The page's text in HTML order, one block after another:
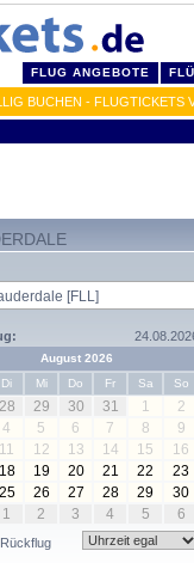
FLUG ANGEBOTE
BUCHEN - FLUGTICKETS
August 2026
Di Mi Do Fr Sa So
28 29 30 31 1
2
4 5 6 7 8
9
11 12 13 14 15
16
18 19 20 21 22
23
25 26 27 28 29
30
1 2 3 4 5 6